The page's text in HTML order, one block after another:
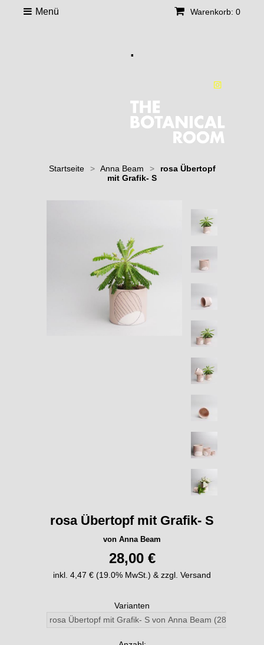
Warenkorb: 0
Menü
.
Startseite > Anna Beam >
rosa Übertopf
mit Grafik- S
rosa Übertopf mit Grafik- S
von Anna Beam
28,00 €
inkl. 4,47 € (19.0% MwSt.) & zzgl. Versand
Varianten